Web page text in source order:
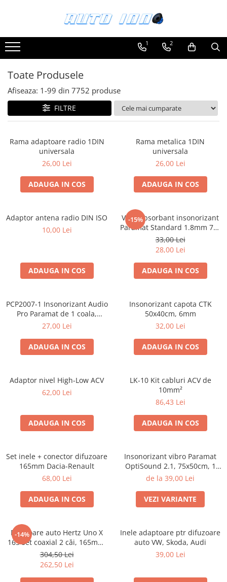
Montaj Sisteme Audio Auto
Covorase auto mocheta
Covorase cauciuc auto dedicate
Huse scaun auto dedicate
Plase portbagaj
Tavite portbagaj auto
Pachete Audio
Accesorii Sisteme Audio
Cupla carkit
Cupla radio aftermarket
Inele boxe auto
Rame radio 1DIN
Car Audio
Amplificatoare
CD Playere Auto
Conectori Difuzoare
Difuzoare-Sisteme / Componente
Vibro absorbant
Sigurante
Electrice, Electronice Auto
Accesorii alarme auto
Alarme auto Alarme masina
Detectoare Radar
Senzori parcare auto
Echipamente atelier
Consumabile Service
Instrumente Atelier
1 2
Toate Produsele
Afiseaza: 1-99 din 7752 produse
FILTRE
Rama adaptoare radio 1DIN
universala
26,00 Lei
ADAUGA IN COS
Rama metalica 1DIN
universala
26,00 Lei
ADAUGA IN COS
Adaptor antena radio DIN ISO
10,00 Lei
ADAUGA IN COS
-15%
Vibroabsorbant insonorizant
Paramat Standard 1.8mm 70x
50cm, 1 coala PCP1006-1
33,00 Lei
28,00 Lei
ADAUGA IN COS
PCP2007-1 Insonorizant Audio
Pro Paramat de 1 coala,
spuma de 6mm grosime,
27,00 Lei
ADAUGA IN COS
Insonorizant capota CTK
50x40cm, 6mm
32,00 Lei
ADAUGA IN COS
Adaptor nivel High-Low ACV
62,00 Lei
ADAUGA IN COS
LK-10 Kit cabluri ACV de
10mm²
86,43 Lei
ADAUGA IN COS
Set inele + conector difuzoare
165mm Dacia-Renault
68,00 Lei
ADAUGA IN COS
Insonorizant vibro Paramat
OptiSound 2.1, 75x50cm, 1
coala
de la 39,00 Lei
VEZI VARIANTE
-14%
Difuzoare auto Hertz Uno X
165 set coaxial 2 căi, 165mm,
55W RMS, 4Ω, set 2 difuzoare
304,50 Lei
262,50 Lei
Inele adaptoare ptr difuzoare
auto VW, Skoda, Audi
39,00 Lei